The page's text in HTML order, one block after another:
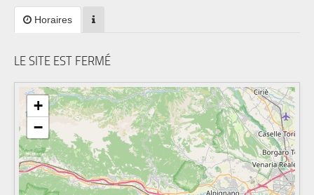
Horaires
LE SITE EST FERMÉ
+
−